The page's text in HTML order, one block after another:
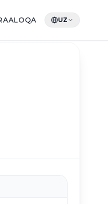
ALOQA UZ